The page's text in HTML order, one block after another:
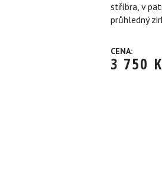
stříbra, v
průhledný
CENA:
3 750